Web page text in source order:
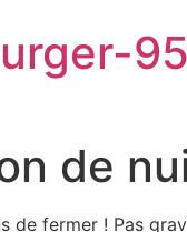
de
de fermer ! Pas